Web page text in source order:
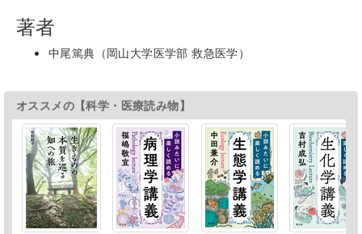
著者
中尾篤典（岡山大学医学部 救急医学）
オススメの【科学・医療読み物】